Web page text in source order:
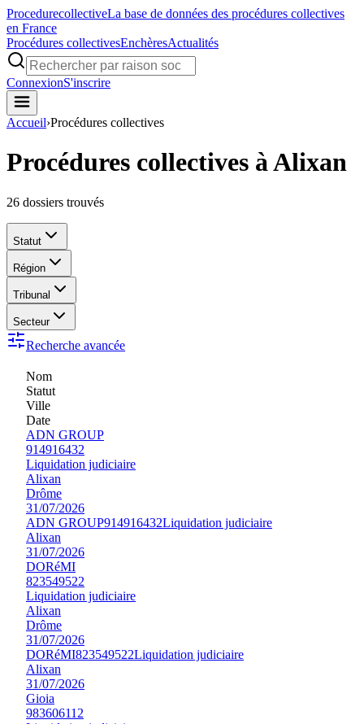
ProcedurecollectiveLa base de données des procédures collectives
en France
Procédures collectivesEnchèresActualités
ConnexionS'inscrire
Accueil›Procédures collectives
Procédures collectives à Alixan
26 dossiers trouvés
Statut
Région
Tribunal
Secteur
Recherche avancée
Nom
Statut
Ville
Date
ADN GROUP
914916432
Liquidation judiciaire
Alixan
Drôme
31/07/2026
ADN GROUP914916432Liquidation judiciaire
Alixan
31/07/2026
DORéMI
823549522
Liquidation judiciaire
Alixan
Drôme
31/07/2026
DORéMI823549522Liquidation judiciaire
Alixan
31/07/2026
Gioia
983606112